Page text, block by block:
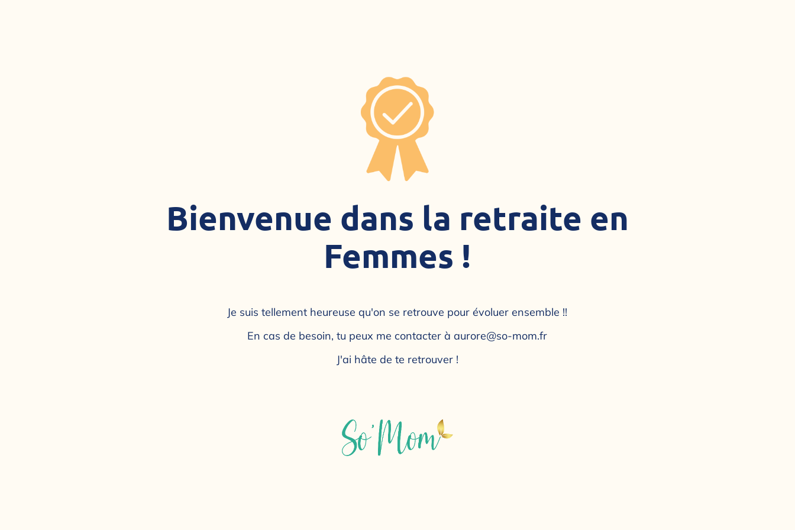
Bienvenue dans la retraite en
Femmes !
Je suis tellement heureuse qu'on se retrouve pour évoluer ensemble !!
En cas de besoin, tu peux me contacter àaurore@so-mom.fr
J'ai hâte de te retrouver !